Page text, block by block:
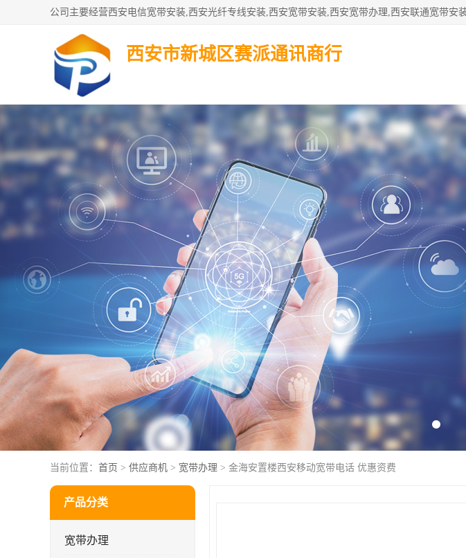
西安市新城区赛派通讯商行
当前位置： 首页 > 供应商机 > 宽带办理 > 金海安置楼西安移动宽带电话 优惠资费
产品分类
宽带办理